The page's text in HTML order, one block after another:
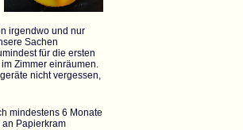
irgendwo und nur
Sachen
für die ersten
Zimmer einräumen.
nicht vergessen,
mindestens 6 Monate
Papierkram